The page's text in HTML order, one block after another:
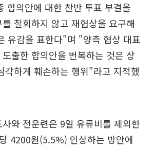
합의안에 대한 찬반 투표 부결을
철회하지 않고 재협상을 요구해
유감을 표한다"며 "양측 협상 대표
출한 합의안을 번복하는 것은 상
각하게 훼손하는 행위"라고 지적했
와 전운련은 9일 유류비를 제외한
4200원(5.5%) 인상하는 방안에